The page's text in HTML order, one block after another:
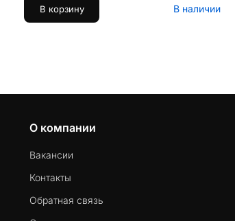
В корзину В наличии
О компании
Вакансии
Контакты
Обратная связь